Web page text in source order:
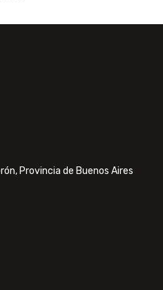
Provincia de Buenos Aires